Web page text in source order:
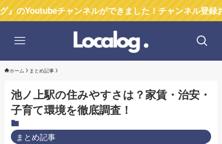
チャンネルができました！チャンネル登録お願いします
ホーム まとめ記事
池ノ上駅の住みやすさは？家賃・治安・
子育て環境を徹底調査！
まとめ記事